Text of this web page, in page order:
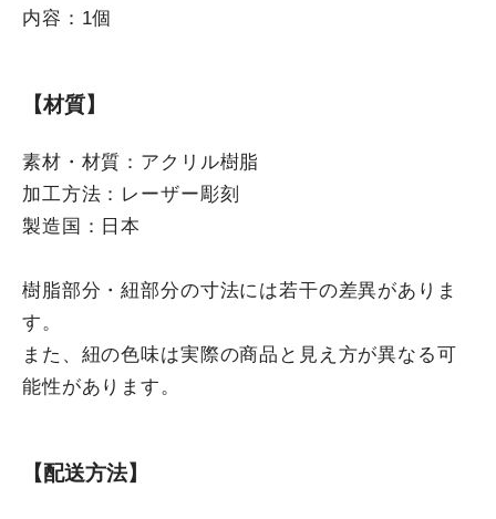
内容：1個
【材質】
素材・材質：アクリル樹脂
加工方法：レーザー彫刻
製造国：日本
樹脂部分・紐部分の寸法には若干の差異がありま
す。
また、紐の色味は実際の商品と見え方が異なる可
能性があります。
【配送方法】